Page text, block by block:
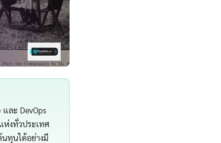
ละ DevOps
ห่งทั่วประเทศ
นทุนได้อย่างมี